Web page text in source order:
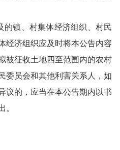
的镇、村集体经济组织、村民
经济组织应及时将本公告内容
被征收土地四至范围内的农村
委员会和其他利害关系人，如
议的，应当在本公告期内以书
。